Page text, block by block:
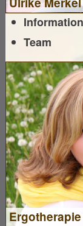
Team
Ergotherapie